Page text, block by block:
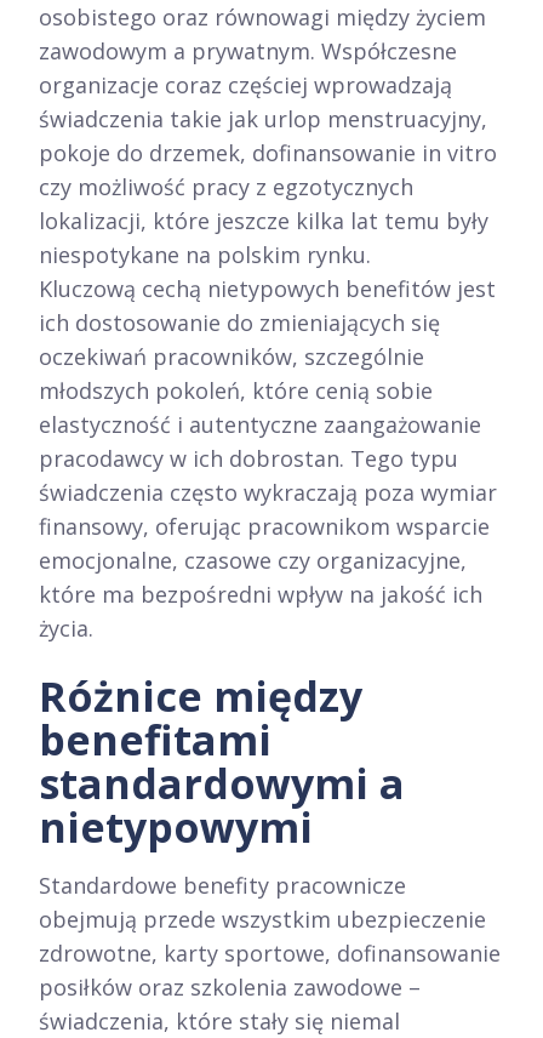
osobistego oraz równowagi między życiem
zawodowym a prywatnym. Współczesne
organizacje coraz częściej wprowadzają
świadczenia takie jak urlop menstruacyjny,
pokoje do drzemek, dofinansowanie in vitro
czy możliwość pracy z egzotycznych
lokalizacji, które jeszcze kilka lat temu były
niespotykane na polskim rynku.​
Kluczową cechą nietypowych benefitów jest
ich dostosowanie do zmieniających się
oczekiwań pracowników, szczególnie
młodszych pokoleń, które cenią sobie
elastyczność i autentyczne zaangażowanie
pracodawcy w ich dobrostan. Tego typu
świadczenia często wykraczają poza wymiar
finansowy, oferując pracownikom wsparcie
emocjonalne, czasowe czy organizacyjne,
które ma bezpośredni wpływ na jakość ich
życia.​
Różnice między
benefitami
standardowymi a
nietypowymi
Standardowe benefity pracownicze
obejmują przede wszystkim ubezpieczenie
zdrowotne, karty sportowe, dofinansowanie
posiłków oraz szkolenia zawodowe –
świadczenia, które stały się niemal